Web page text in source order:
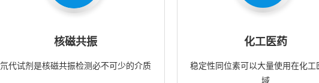
核磁共振
氘代试剂是核磁共振检测必不可少的介质
化工医药
稳定性同位素可以大量使用在化工
域